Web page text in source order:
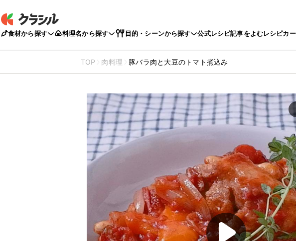
食材から探す 料理名から探す 目的・シーンから探す 公式レシピ記事をよむレシピカ
TOP 肉料理 豚バラ肉と大豆のトマト煮込み